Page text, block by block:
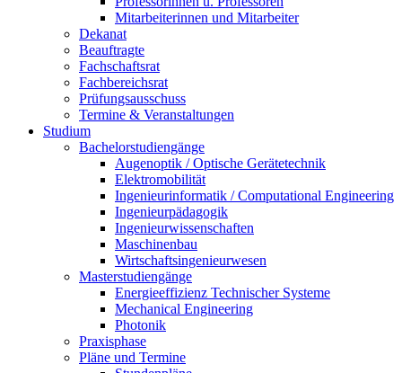
Mitarbeiterinnen und Mitarbeiter
Dekanat
Beauftragte
Fachschaftsrat
Fachbereichsrat
Prüfungsausschuss
Termine & Veranstaltungen
Studium
Bachelorstudiengänge
Augenoptik / Optische Gerätetechnik
Elektromobilität
Ingenieurinformatik / Computational Engineering
Ingenieurpädagogik
Ingenieurwissenschaften
Maschinenbau
Wirtschaftsingenieurwesen
Masterstudiengänge
Energieeffizienz Technischer Systeme
Mechanical Engineering
Photonik
Praxisphase
Pläne und Termine